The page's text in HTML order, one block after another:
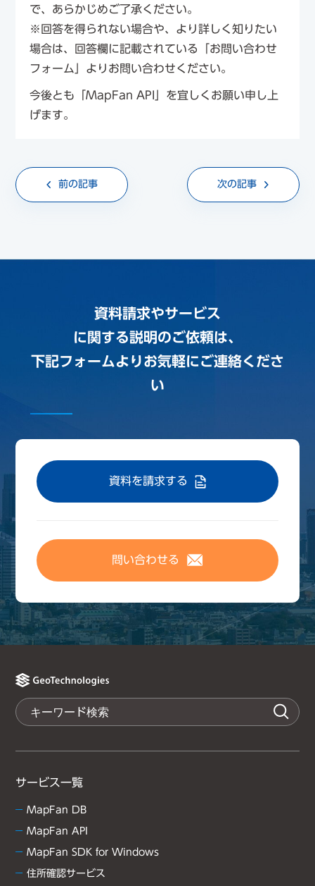
で、あらかじめご了承ください。
※回答を得られない場合や、より詳しく知りたい
場合は、回答欄に記載されている「お問い合わせ
フォーム」よりお問い合わせください。
今後とも「MapFan API」を宜しくお願い申し上
げます。
前の記事 次の記事
資料請求やサービス
に関する説明のご依頼は、
下記フォームよりお気軽にご連絡くださ
い
資料を請求する
問い合わせる
サービス一覧
MapFan DB
MapFan API
MapFan SDK for Windows
住所確認サービス